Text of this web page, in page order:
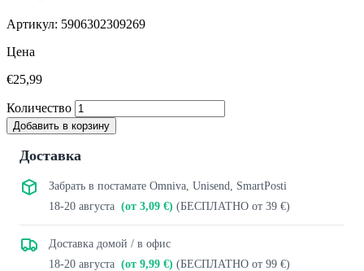
Артикул: 5906302309269
Цена
€25,99
Количество
Добавить в корзину
Доставка
Забрать в постамате Omniva, Unisend, SmartPosti
18-20 августа (от 3,09 €) (БЕСПЛАТНО от 39 €)
Доставка домой / в офис
18-20 августа (от 9,99 €) (БЕСПЛАТНО от 99 €)